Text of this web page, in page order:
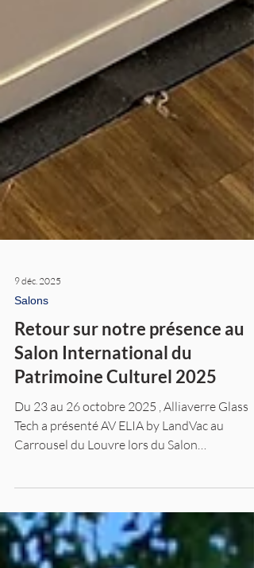
9 déc. 2025
Salons
Retour sur notre présence au
Salon International du
Patrimoine Culturel 2025
Carrousel du Louvre lors du Salon
International du Patrimoine Culturel.Un
événement incontournable pour les acteurs